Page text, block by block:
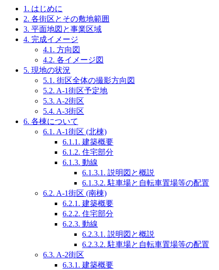
1. はじめに
2. 各街区とその敷地範囲
3. 平面地図と事業区域
4. 完成イメージ
4.1. 方向図
4.2. 各イメージ図
5. 現地の状況
5.1. 街区全体の撮影方向図
5.2. A-1街区予定地
5.3. A-2街区
5.4. A-3街区
6. 各棟について
6.1. A-1街区 (北棟)
6.1.1. 建築概要
6.1.2. 住宅部分
6.1.3. 動線
6.1.3.1. 説明図と概説
6.1.3.2. 駐車場と自転車置場等の配置
6.2. A-1街区 (南棟)
6.2.1. 建築概要
6.2.2. 住宅部分
6.2.3. 動線
6.2.3.1. 説明図と概説
6.2.3.2. 駐車場と自転車置場等の配置
6.3. A-2街区
6.3.1. 建築概要